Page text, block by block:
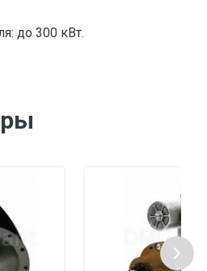
до 300 кВт.